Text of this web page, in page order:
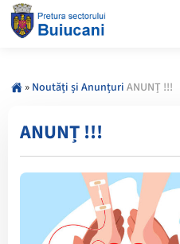
» Noutăți și Anunțuri ANUNȚ !!!
ANUNȚ !!!